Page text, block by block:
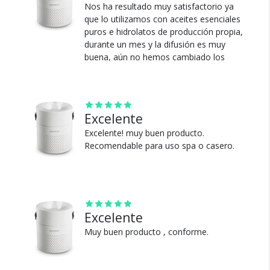
Nos ha resultado muy satisfactorio ya
que lo utilizamos con aceites esenciales
puros e hidrolatos de producción propia,
durante un mes y la difusión es muy
buena, aún no hemos cambiado los
p limpiar y cambiar el aroma. Cómo
negativo la duración de la batería es
poca, el tiempo de carga largo en
relación a la capacidad de carga. Sin
Ver más
Excelente
Excelente! muy buen producto.
Recomendable para uso spa o casero.
Excelente
Muy buen producto , conforme.
Si no es lo que esperabas, te devolvemos tu
dinero.
¿Por qué estamos tan
seguros?